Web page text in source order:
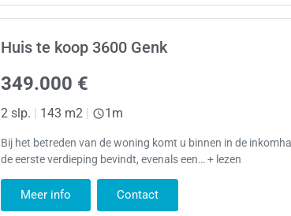
Huis te koop 3600 Genk
349.000 €
2 slp. 143 m2 1m
Bij het betreden van de woning komt u binnen in de
de eerste verdieping bevindt, evenals een… + lezen
Meer info Contact